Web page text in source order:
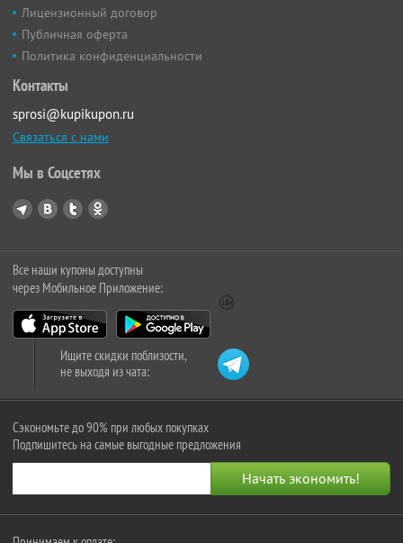
Лицензионный договор
Публичная оферта
Политика конфиденциальности
Контакты
sprosi@kupikupon.ru
Связаться с нами
Мы в Соцсетях
Все наши купоны доступны
через Мобильное Приложение:
Ищите скидки поблизости,
не выходя из чата:
Сэкономьте до 90% при любых покупках
Подпишитесь на самые выгодные предложения